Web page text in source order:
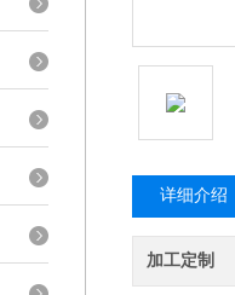
详细介绍
加工定制